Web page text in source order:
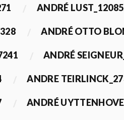
ANDRÉ
ANDRÉ OTTO
ANDRÉ
ANDRE
ANDRÉ